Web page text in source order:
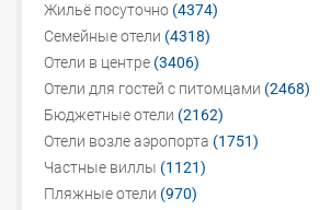
Жильё посуточно (4374)
Семейные отели (4318)
Отели в центре (3406)
Отели для гостей с питомцами (2468)
Бюджетные отели (2162)
Отели возле аэропорта (1751)
Частные виллы (1121)
Пляжные отели (970)